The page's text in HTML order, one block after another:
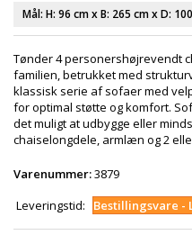
Mål: H: 96 cmx B: 265 cmx D:
Tønder 4 personershøjrevendt
familien, betrukket med
klassisk serie af sofaer med
for optimal støtte og komfort.
det muligt at udbygge eller
chaiselongdele, armlæn og 2
Varenummer:3879
Leveringstid:
Bestillingsvare -